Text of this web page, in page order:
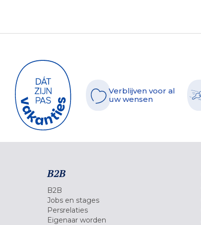
Verblijven voor al
uw wensen
B2B
B2B
Jobs en stages
Persrelaties
Eigenaar worden